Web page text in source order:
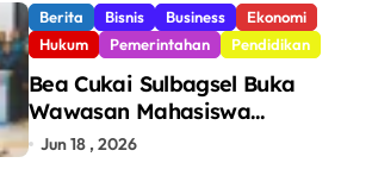
Berita Bisnis Business
Ekonomi
Hukum
Pemerintahan Pendidikan
Bea Cukai Sulbagsel Buka
Wawasan Mahasiswa
Politeknik Bosowa tentang
Jun 18 , 2026